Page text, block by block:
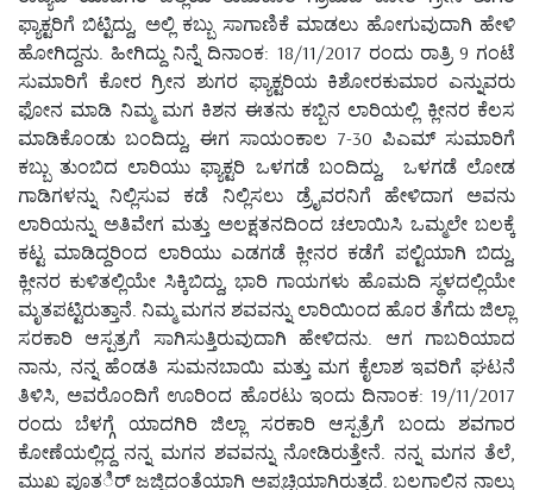
ಫ್ಯಾಕ್ಟರಿಗೆ ಬಿಟ್ಟಿದ್ದು, ಅಲ್ಲಿ ಕಬ್ಬು ಸಾಗಾಣಿಕೆ ಮಾಡಲು ಹೋಗುವುದಾಗಿ ಹೇಳಿ
ಹೋಗಿದ್ದನು. ಹೀಗಿದ್ದು ನಿನ್ನೆ ದಿನಾಂಕ: 18/11/2017 ರಂದು ರಾತ್ರಿ 9 ಗಂಟೆ
ಸುಮಾರಿಗೆ ಕೋರ ಗ್ರೀನ ಶುಗರ ಫ್ಯಾಕ್ಟರಿಯ ಕಿಶೋರಕುಮಾರ ಎನ್ನುವರು
ಫೋನ ಮಾಡಿ ನಿಮ್ಮ ಮಗ ಕಿಶನ ಈತನು ಕಬ್ಬಿನ ಲಾರಿಯಲ್ಲಿ ಕ್ಲೀನರ ಕೆಲಸ
ಮಾಡಿಕೊಂಡು ಬಂದಿದ್ದು, ಈಗ ಸಾಯಂಕಾಲ 7-30 ಪಿಎಮ್ ಸುಮಾರಿಗೆ
ಕಬ್ಬು ತುಂಬಿದ ಲಾರಿಯು ಫ್ಯಾಕ್ಟರಿ ಒಳಗಡೆ ಬಂದಿದ್ದು, ಒಳಗಡೆ ಲೋಡ
ಗಾಡಿಗಳನ್ನು ನಿಲ್ಲಿಸುವ ಕಡೆ ನಿಲ್ಲಿಸಲು ಡ್ರೈವರನಿಗೆ ಹೇಳಿದಾಗ ಅವನು
ಲಾರಿಯನ್ನು ಅತಿವೇಗ ಮತ್ತು ಅಲಕ್ಷತನದಿಂದ ಚಲಾಯಿಸಿ ಒಮ್ಮಲೇ ಬಲಕ್ಕೆ
ಕಟ್ಟ ಮಾಡಿದ್ದರಿಂದ ಲಾರಿಯು ಎಡಗಡೆ ಕ್ಲೀನರ ಕಡೆಗೆ ಪಲ್ಟಿಯಾಗಿ ಬಿದ್ದು,
ಕ್ಲೀನರ ಕುಳಿತಲ್ಲಿಯೇ ಸಿಕ್ಕಿಬಿದ್ದು, ಭಾರಿ ಗಾಯಗಳು ಹೊಮದಿ ಸ್ಥಳದಲ್ಲಿಯೇ
ಮೃತಪಟ್ಟಿರುತ್ತಾನೆ. ನಿಮ್ಮ ಮಗನ ಶವವನ್ನು ಲಾರಿಯಿಂದ ಹೊರ ತೆಗೆದು ಜಿಲ್ಲಾ
ಸರಕಾರಿ ಆಸ್ಪತ್ರಗೆ ಸಾಗಿಸುತ್ತಿರುವುದಾಗಿ ಹೇಳಿದನು. ಆಗ ಗಾಬರಿಯಾದ
ನಾನು, ನನ್ನ ಹೆಂಡತಿ ಸುಮನಬಾಯಿ ಮತ್ತು ಮಗ ಕೈಲಾಶ ಇವರಿಗೆ ಘಟನೆ
ತಿಳಿಸಿ, ಅವರೊಂದಿಗೆ ಊರಿಂದ ಹೊರಟು ಇಂದು ದಿನಾಂಕ: 19/11/2017
ರಂದು ಬೆಳಗ್ಗೆ ಯಾದಗಿರಿ ಜಿಲ್ಲಾ ಸರಕಾರಿ ಆಸ್ಪತ್ರೆಗೆ ಬಂದು ಶವಗಾರ
ಕೋಣೆಯಲ್ಲಿದ್ದ ನನ್ನ ಮಗನ ಶವವನ್ನು ನೋಡಿರುತ್ತೇನೆ. ನನ್ನ ಮಗನ ತೆಲೆ,
ಮುಖ ಪೂತರ್ಿ ಜಜ್ಜಿದಂತೆಯಾಗಿ ಅಪ್ಪಚ್ಚಿಯಾಗಿರುತ್ತದೆ. ಬಲಗಾಲಿನ ನಾಲ್ಕು